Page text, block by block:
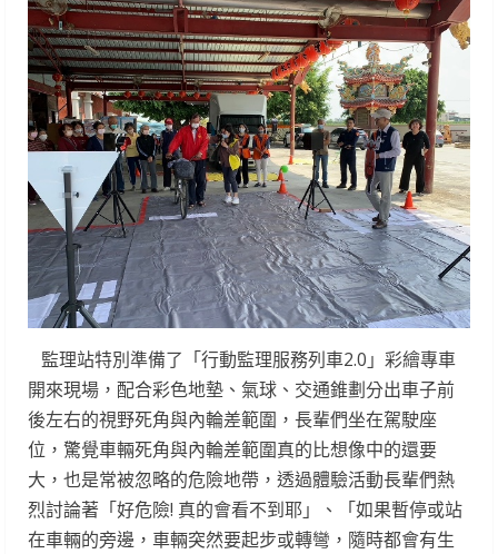
監理站特別準備了「行動監理服務列車2.0」彩繪專車
開來現場，配合彩色地墊、氣球、交通錐劃分出車子前
後左右的視野死角與內輪差範圍，長輩們坐在駕駛座
位，驚覺車輛死角與內輪差範圍真的比想像中的還要
大，也是常被忽略的危險地帶，透過體驗活動長輩們熱
烈討論著「好危險! 真的會看不到耶」、「如果暫停或站
在車輛的旁邊，車輛突然要起步或轉彎，隨時都會有生